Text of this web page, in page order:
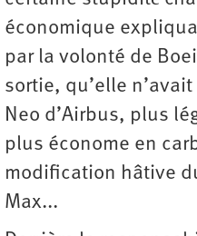
économique
par la volonté de
sortie, qu’elle
Neo d’Airbus, plus
plus économe en
modification hâtive
Max...